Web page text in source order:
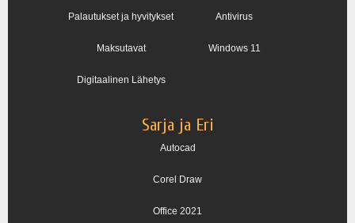
Palautukset ja hyvitykset
Maksutavat
Digitaalinen Lähetys
Antivirus
Windows 11
Sarja ja Eri
Autocad
Corel Draw
Office 2021